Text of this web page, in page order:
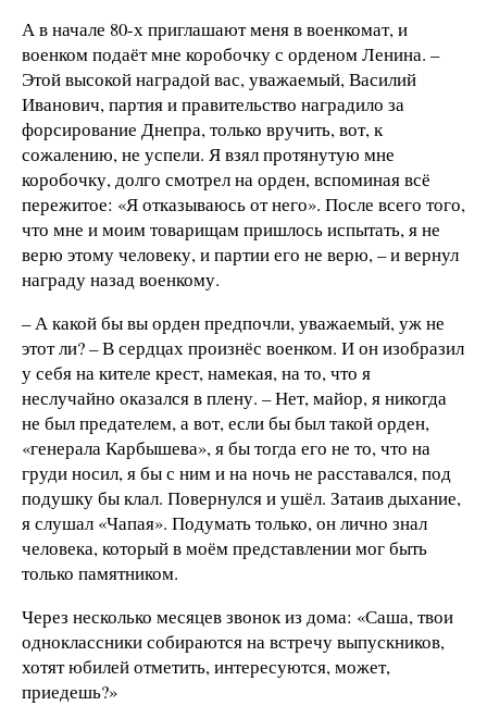
А в начале 80-х приглашают меня в военкомат, и
военком подаёт мне коробочку с орденом Ленина. –
Этой высокой наградой вас, уважаемый, Василий
Иванович, партия и правительство наградило за
форсирование Днепра, только вручить, вот, к
сожалению, не успели. Я взял протянутую мне
коробочку, долго смотрел на орден, вспоминая всё
пережитое: «Я отказываюсь от него». После всего того,
что мне и моим товарищам пришлось испытать, я не
верю этому человеку, и партии его не верю, – и вернул
награду назад военкому.
– А какой бы вы орден предпочли, уважаемый, уж не
этот ли? – В сердцах произнёс военком. И он изобразил
у себя на кителе крест, намекая, на то, что я
неслучайно оказался в плену. – Нет, майор, я никогда
не был предателем, а вот, если бы был такой орден,
«генерала Карбышева», я бы тогда его не то, что на
груди носил, я бы с ним и на ночь не расставался, под
подушку бы клал. Повернулся и ушёл. Затаив дыхание,
я слушал «Чапая». Подумать только, он лично знал
человека, который в моём представлении мог быть
только памятником.
Через несколько месяцев звонок из дома: «Саша, твои
одноклассники собираются на встречу выпускников,
хотят юбилей отметить, интересуются, может,
приедешь?»